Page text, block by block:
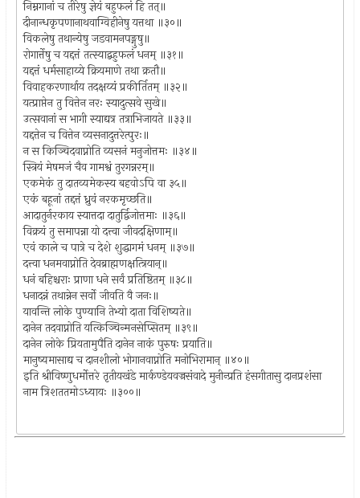
निम्नगानां च तीरेषु ज्ञेयं बहुफलं हि तत्॥
दीनान्धकृपणानाथवाग्विहीनेषु यत्तथा ॥३०॥
विकलेषु तथान्येषु जडवामनपङ्गुषु॥
रोगार्त्तेषु च यद्दत्तं तत्स्याद्बहुफलं धनम् ॥३१॥
यद्दत्तं धर्मसाहाय्ये क्रियमाणे तथा क्रतौ॥
विवाहकरणार्थाय तदक्षय्यं प्रकीर्तितम् ॥३२॥
यत्प्राप्तेन तु वित्तेन नरः स्यादुत्सवे सुखे॥
उत्सवानां स भागी स्याद्यत्र तत्राभिजायते ॥३३॥
यद्दत्तेन च वित्तेन व्यसनादुत्तरेत्पुरः॥
न स किञ्चिदवाप्नोति व्यसनं मनुजोत्तमः ॥३४॥
स्त्रियं मेषमजं चैव गामश्वं तुरगन्नरम्॥
एकमेकं तु दातव्यमेकस्य बहवोऽपि वा ३५॥
एकं बहूनां तद्दत्तं ध्रुवं नरकमृच्छति॥
आदातुर्नरकाय स्यात्तदा दातुर्द्विजोत्तमाः ॥३६॥
विक्रयं तु समापन्ना यो दत्त्वा जीवदक्षिणाम्॥
एवं काले च पात्रे च देशे शुद्धागमं धनम् ॥३७॥
दत्त्वा धनमवाप्नोति देवब्राह्मणक्षत्त्रियान्॥
धनं बहिश्चराः प्राणा धने सर्वं प्रतिष्ठितम् ॥३८॥
धनादन्नं तथान्नेन सर्वो जीवति वै जनः॥
यावन्ति लोके पुण्यानि तेभ्यो दाता विशिष्यते॥
दानेन तदवाप्नोति यत्किञ्चिन्मनसेप्सितम् ॥३९॥
दानेन लोके प्रियतामुपैति दानेन नाकं पुरुषः प्रयाति॥
मानुष्यमासाद्य च दानशीलो भोगानवाप्नोति मनोभिरामान् ॥४०॥
इति श्रीविष्णुधर्मोत्तरे तृतीयखंडे मार्कण्डेयवज्रसंवादे मुनीन्प्रति हंसगीतासु दानप्रशंसा
नाम त्रिशततमोऽध्यायः ॥३००॥